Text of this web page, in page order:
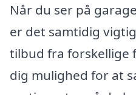
Når du ser på
er det samtidig
tilbud fra forskellige
dig mulighed for at